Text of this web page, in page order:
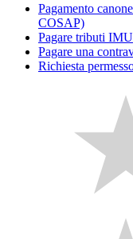
Pagamento
COSAP)
Pagare tributi IMU
Pagare una
Richiesta